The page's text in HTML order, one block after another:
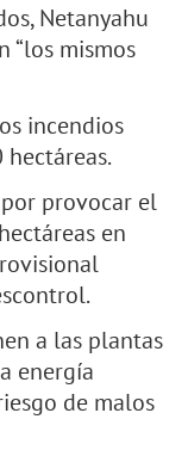
Netanyahu
“los mismos
incendios
hectáreas.
provocar el
en
a las plantas
energía
de malos